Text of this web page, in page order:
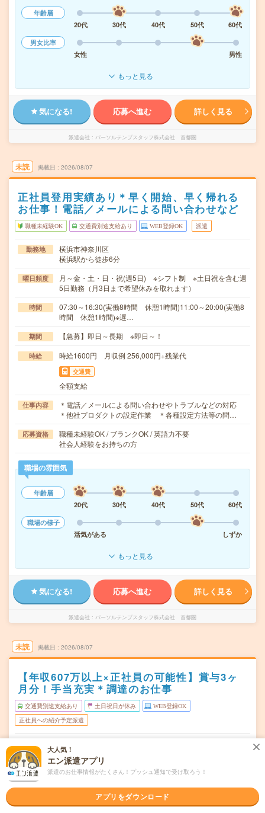
年齢層
20代
30代 40代 50代
60代
男女比率
女性
男性
もっと見る
気になる! 応募へ進む 詳しく見る
派遣会社 パーソルテンプスタッフ株式会社 首都圏
未読 掲載日 2026/08/07
正社員登用実績あり＊早く開始、早く帰れる
お仕事！電話／メールによる問い合わせなど
職種未経験OK 交通費別途支給あり WEB登録OK 派遣
勤務地
横浜市神奈川区
横浜駅から徒歩6分
曜日頻度
月～金・土・日・祝(週5日) ※シフト制 ※土日祝を含む週
5日勤務（月3日まで希望休みを取れます）
時間
07:30～16:30(実働8時間 休憩1時間)11:00～20:00(実働8
時間 休憩1時間)※遅…
期間 【急募】即日～長期 ※即日～！
時給 時給1600円 月収例 256,000円+残業代
交通費
全額支給
仕事内容
＊電話／メールによる問い合わせやトラブルなどの対応
＊他社プロダクトの設定作業 ＊各種設定方法等の問…
応募資格
職種未経験OK / ブランクOK / 英語力不要
社会人経験をお持ちの方
職場の雰囲気
年齢層
20代
30代 40代 50代
60代
職場の様子
活気がある
しずか
もっと見る
気になる! 応募へ進む 詳しく見る
派遣会社 パーソルテンプスタッフ株式会社 首都圏
未読 掲載日 2026/08/07
【年収607万以上×正社員の可能性】賞与3ヶ
月分！手当充実＊調達のお仕事
交通費別途支給あり 土日祝日が休み WEB登録OK
正社員への紹介予定派遣
関内駅から徒歩5分
曜日頻度 月～金（週5日）
09:00～18:00(実働8時間 休憩1時間)
大人気！
エン派遣アプリ
派遣のお仕事情報がたくさん！プッシュ通知で受け取ろう！
アプリをダウンロード